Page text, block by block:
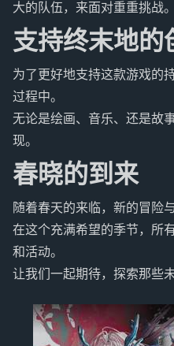
大的队伍，来面对重重挑战。
支持终末地的
为了更好地支持这款游戏的
过程中。
无论是绘画、音乐、还是故
现。
春晓的到来
随着春天的来临，新的冒险
在这个充满希望的季节，所
和活动。
让我们一起期待，探索那些